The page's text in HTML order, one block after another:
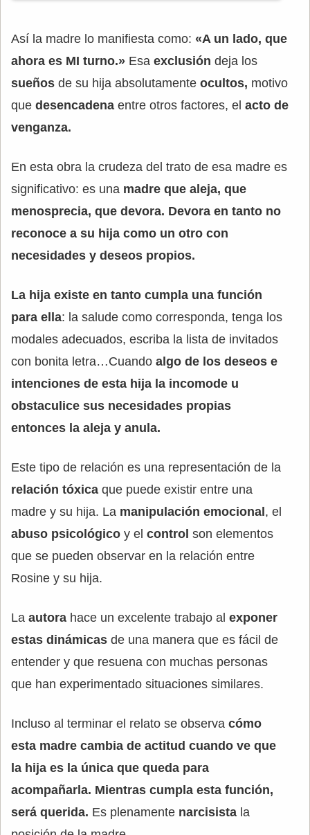
Así la madre lo manifiesta como: «A un lado, que
ahora es MI turno.» Esa exclusión deja los
sueños de su hija absolutamente ocultos, motivo
que desencadena entre otros factores, el acto de
venganza.
En esta obra la crudeza del trato de esa madre es
significativo: es una madre que aleja, que
menosprecia, que devora. Devora en tanto no
reconoce a su hija como un otro con
necesidades y deseos propios.
La hija existe en tanto cumpla una función
para ella: la salude como corresponda, tenga los
modales adecuados, escriba la lista de invitados
con bonita letra…Cuando algo de los deseos e
intenciones de esta hija la incomode u
obstaculice sus necesidades propias
entonces la aleja y anula.
Este tipo de relación es una representación de la
relación tóxica que puede existir entre una
madre y su hija. La manipulación emocional, el
abuso psicológico y el control son elementos
que se pueden observar en la relación entre
Rosine y su hija.
La autora hace un excelente trabajo al exponer
estas dinámicas de una manera que es fácil de
entender y que resuena con muchas personas
que han experimentado situaciones similares.
Incluso al terminar el relato se observa cómo
esta madre cambia de actitud cuando ve que
la hija es la única que queda para
acompañarla. Mientras cumpla esta función,
será querida. Es plenamente narcisista la